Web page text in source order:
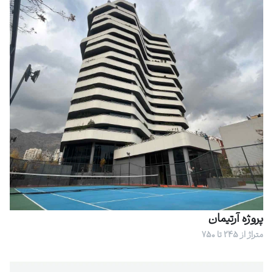
پروژه آرتیمان
متراژ از 245 تا 750